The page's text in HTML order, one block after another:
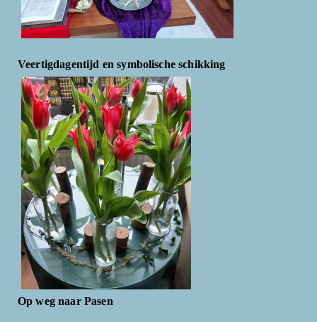
Veertigdagentijd en symbolische schikking
Op weg naar Pasen